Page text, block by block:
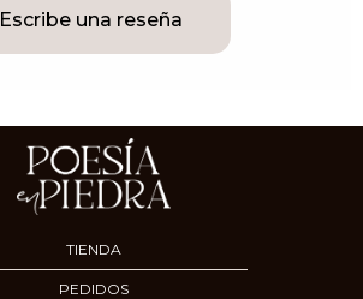
Escribe una reseña
TIENDA
PEDIDOS